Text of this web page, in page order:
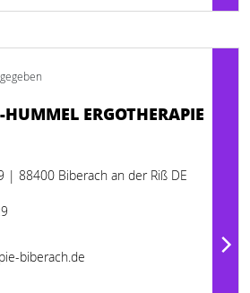
ERGOTHERAPIE
| 88400 Biberach an der Riß DE
biberach.de